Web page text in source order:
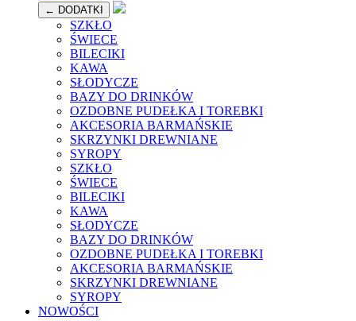
← DODATKI
SZKŁO
ŚWIECE
BILECIKI
KAWA
SŁODYCZE
BAZY DO DRINKÓW
OZDOBNE PUDEŁKA I TOREBKI
AKCESORIA BARMAŃSKIE
SKRZYNKI DREWNIANE
SYROPY
SZKŁO
ŚWIECE
BILECIKI
KAWA
SŁODYCZE
BAZY DO DRINKÓW
OZDOBNE PUDEŁKA I TOREBKI
AKCESORIA BARMAŃSKIE
SKRZYNKI DREWNIANE
SYROPY
NOWOŚCI